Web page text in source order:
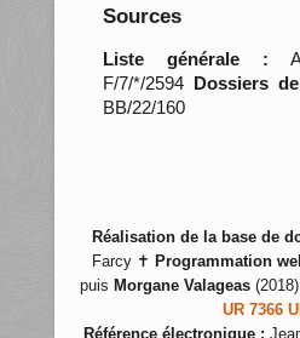
Sources
Liste générale :
F/7/*/2594 Dossiers
BB/22/160
Réalisation de la base de
Farcy ✝ Programmation
puis Morgane Valageas (2018)
UR 7366
Référence électronique :